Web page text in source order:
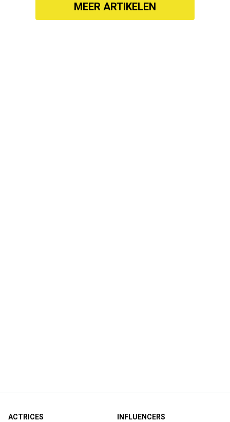
MEER ARTIKELEN
ACTRICES
INFLUENCERS